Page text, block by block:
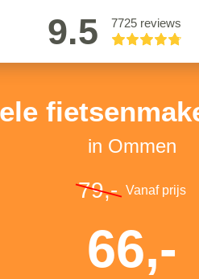
9.5 7725 reviews
in Ommen
79,- Vanaf prijs
66,-